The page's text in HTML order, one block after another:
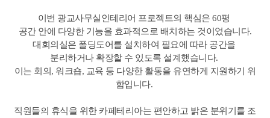
이번 광교사무실인테리어 프로젝트의 핵심은 60평
공간 안에 다양한 기능을 효과적으로 배치하는 것이었습니다.
대회의실은 폴딩도어를 설치하여 필요에 따라 공간을
분리하거나 확장할 수 있도록 설계했습니다.
이는 회의, 워크숍, 교육 등 다양한 활동을 유연하게 지원하기 위
함입니다.
직원들의 휴식을 위한 카페테리아는 편안하고 밝은 분위기를 조